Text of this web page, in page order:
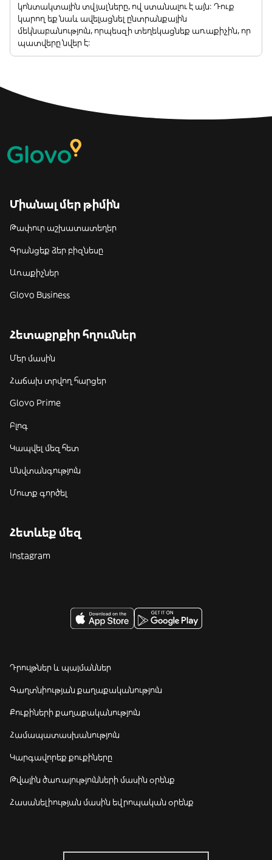
կոնտակտային տվյալները, ով ստանալու է այն: Դուք
կարող եք նաև ավելացնել ընտրանքային
մեկնաբանություն, որպեսզի տեղեկացնեք առաքիչին, որ
պատվերը նվեր է:
Միանալ մեր թիմին
Թափուր աշխատատեղեր
Գրանցեք ձեր բիզնեսը
Առաքիչներ
Glovo Business
Հետաքրքիր հղումներ
Մեր մասին
Հաճախ տրվող հարցեր
Glovo Prime
Բլոգ
Կապվել մեզ հետ
Անվտանգություն
Մուտք գործել
Հետևեք մեզ
Instagram
Դրույթներ և պայմաններ
Գաղտնիության քաղաքականություն
Քուքիների քաղաքականություն
Համապատասխանություն
Կարգավորեք քուքիները
Թվային ծառայությունների մասին օրենք
Հասանելիության մասին եվրոպական օրենք